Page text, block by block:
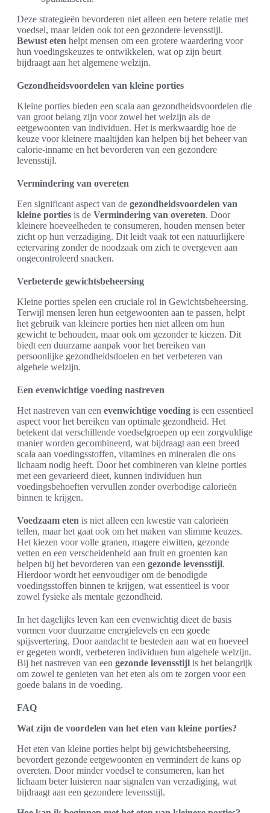
Deze strategieën bevorderen niet alleen een betere relatie met
voedsel, maar leiden ook tot een gezondere levensstijl.
Bewust eten helpt mensen om een grotere waardering voor
hun voedingskeuzes te ontwikkelen, wat op zijn beurt
bijdraagt aan het algemene welzijn.
Gezondheidsvoordelen van kleine porties
Kleine porties bieden een scala aan gezondheidsvoordelen die
van groot belang zijn voor zowel het welzijn als de
eetgewoonten van individuen. Het is merkwaardig hoe de
keuze voor kleinere maaltijden kan helpen bij het beheer van
calorie-inname en het bevorderen van een gezondere
levensstijl.
Vermindering van overeten
Een significant aspect van de gezondheidsvoordelen van
kleine porties is de Vermindering van overeten. Door
kleinere hoeveelheden te consumeren, houden mensen beter
zicht op hun verzadiging. Dit leidt vaak tot een natuurlijkere
eetervaring zonder de noodzaak om zich te overgeven aan
ongecontroleerd snacken.
Verbeterde gewichtsbeheersing
Kleine porties spelen een cruciale rol in Gewichtsbeheersing.
Terwijl mensen leren hun eetgewoonten aan te passen, helpt
het gebruik van kleinere porties hen niet alleen om hun
gewicht te behouden, maar ook om gezonder te kiezen. Dit
biedt een duurzame aanpak voor het bereiken van
persoonlijke gezondheidsdoelen en het verbeteren van
algehele welzijn.
Een evenwichtige voeding nastreven
Het nastreven van een evenwichtige voeding is een essentieel
aspect voor het bereiken van optimale gezondheid. Het
betekent dat verschillende voedselgroepen op een zorgvuldige
manier worden gecombineerd, wat bijdraagt aan een breed
scala aan voedingsstoffen, vitamines en mineralen die ons
lichaam nodig heeft. Door het combineren van kleine porties
met een gevarieerd dieet, kunnen individuen hun
voedingsbehoeften vervullen zonder overbodige calorieën
binnen te krijgen.
Voedzaam eten is niet alleen een kwestie van calorieën
tellen, maar het gaat ook om het maken van slimme keuzes.
Het kiezen voor volle granen, magere eiwitten, gezonde
vetten en een verscheidenheid aan fruit en groenten kan
helpen bij het bevorderen van een gezonde levensstijl.
Hierdoor wordt het eenvoudiger om de benodigde
voedingsstoffen binnen te krijgen, wat essentieel is voor
zowel fysieke als mentale gezondheid.
In het dagelijks leven kan een evenwichtig dieet de basis
vormen voor duurzame energielevels en een goede
spijsvertering. Door aandacht te besteden aan wat en hoeveel
er gegeten wordt, verbeteren individuen hun algehele welzijn.
Bij het nastreven van een gezonde levensstijl is het belangrijk
om zowel te genieten van het eten als om te zorgen voor een
goede balans in de voeding.
FAQ
Wat zijn de voordelen van het eten van kleine porties?
Het eten van kleine porties helpt bij gewichtsbeheersing,
bevordert gezonde eetgewoonten en vermindert de kans op
overeten. Door minder voedsel te consumeren, kan het
lichaam beter luisteren naar signalen van verzadiging, wat
bijdraagt aan een gezondere levensstijl.